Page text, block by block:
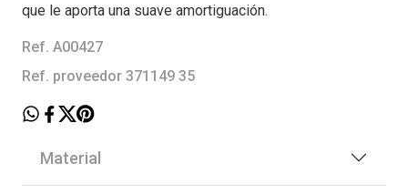
que le aporta una suave amortiguación.
Ref. A00427
Ref. proveedor 371149 35
Material